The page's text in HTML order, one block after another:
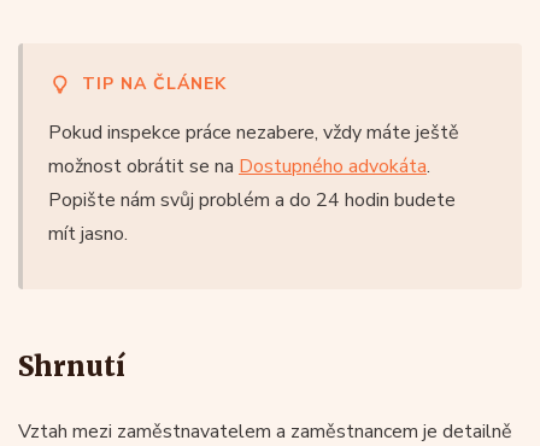
TIP NA ČLÁNEK
Pokud inspekce práce nezabere, vždy máte ještě
možnost obrátit se na Dostupného advokáta.
Popište nám svůj problém a do 24 hodin budete
mít jasno.
Shrnutí
Vztah mezi zaměstnavatelem a zaměstnancem je detailně